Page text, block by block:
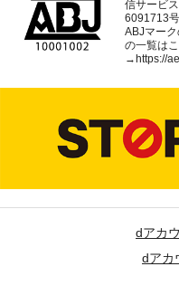
信サービ
6091713号
ABJマー
の一覧は
→ https://
dアカ
dアカ